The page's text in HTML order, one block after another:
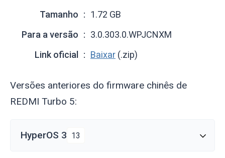
Tamanho
1.72 GB
Para a versão
3.0.303.0.WPJCNXM
Link oficial
Baixar (.zip)
Versões anteriores do firmware chinês de
REDMI Turbo 5:
HyperOS 3 13